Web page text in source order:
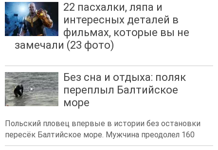
22 пасхалки, ляпа и
интересных деталей в
фильмах, которые вы не
замечали (23 фото)
Без сна и отдыха: поляк
переплыл Балтийское
море
Польский пловец впервые в истории без остановки
пересёк Балтийское море. Мужчина преодолел 160